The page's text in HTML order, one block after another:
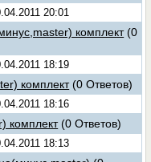
20:01
комплект (0
18:19
комплект (0 Ответов)
18:16
комплект (0 Ответов)
18:13